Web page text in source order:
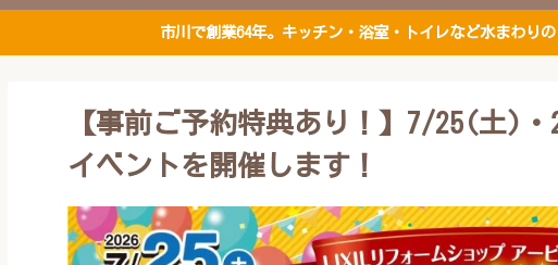
市川で創業64年。キッチン・浴室・トイレなど水まわり
【事前ご予約特典あり！】7/25(土)
イベントを開催します！